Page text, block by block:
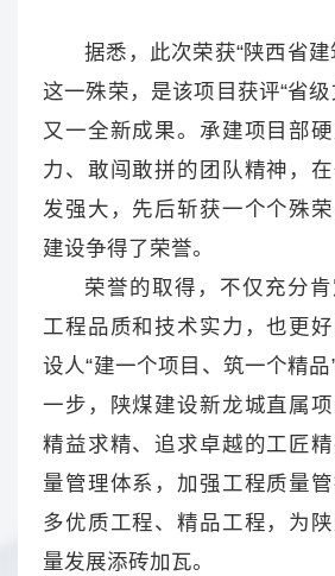
据悉，此次荣获“陕西省
这一殊荣，是该项目获评“省
又一全新成果。承建项目部
力、敢闯敢拼的团队精神，
发强大，先后斩获一个个殊
建设争得了荣誉。
荣誉的取得，不仅充分
工程品质和技术实力，也更
设人“建一个项目、筑一个精
一步，陕煤建设新龙城直属
精益求精、追求卓越的工匠
量管理体系，加强工程质量
多优质工程、精品工程，为
量发展添砖加瓦。